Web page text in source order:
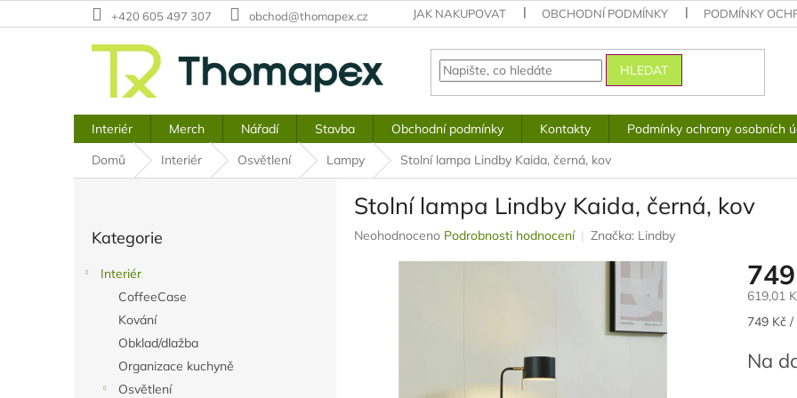
na
+420 605 497 307 obchod@thomapex.cz JAK NAKUPOVAT OBCHODNÍ PODMÍNKY PODMÍNKY
HLEDAT
Interiér Merch Nářadí Stavba Obchodní podmínky Kontakty Podmínky ochrany osobních
Domů
Interiér Osvětlení Lampy Stolní lampa Lindby Kaida, černá, kov
kategorie
Kategorie
Interiér
CoffeeCase
Kování
Obklad/dlažba
Organizace kuchyně
Osvětlení
Stolní lampa Lindby Kaida, černá, kov
Průměrné
Neohodnoceno Podrobnosti hodnocení Značka: Lindby
619,01
Měrná
749 Kč /
Na